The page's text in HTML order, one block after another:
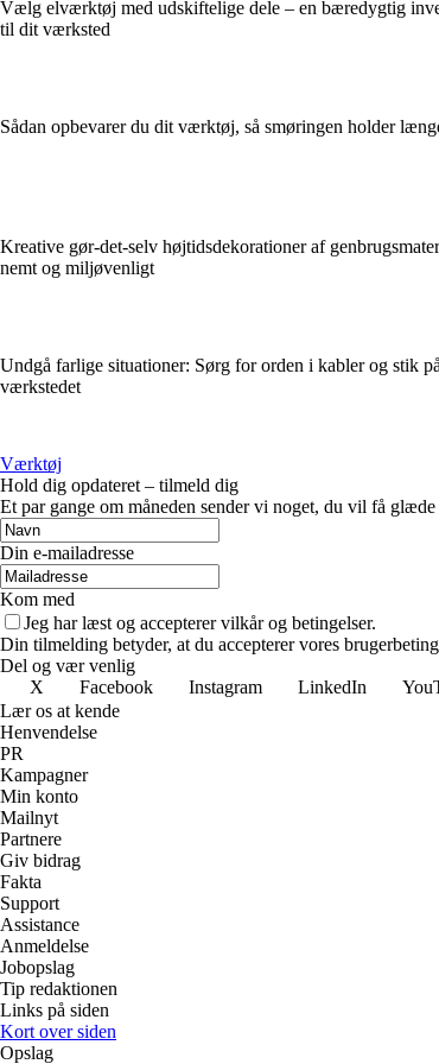
Vælg elværktøj med udskiftelige dele – en bæredygtig
til dit værksted
Sådan opbevarer du dit værktøj, så smøringen holder
Kreative gør-det-selv højtidsdekorationer af
nemt og miljøvenligt
Undgå farlige situationer: Sørg for orden i kabler og stik på
værkstedet
Værktøj
Hold dig opdateret – tilmeld dig
Et par gange om måneden sender vi noget, du vil få glæde
Din e-mailadresse
Kom med
Jeg har læst og accepterer vilkår og betingelser.
Din tilmelding betyder, at du accepterer vores
Del og vær venlig
X
Facebook Instagram LinkedIn
Lær os at kende
Henvendelse
PR
Kampagner
Min konto
Mailnyt
Partnere
Giv bidrag
Fakta
Support
Assistance
Anmeldelse
Jobopslag
Tip redaktionen
Links på siden
Kort over siden
Opslag